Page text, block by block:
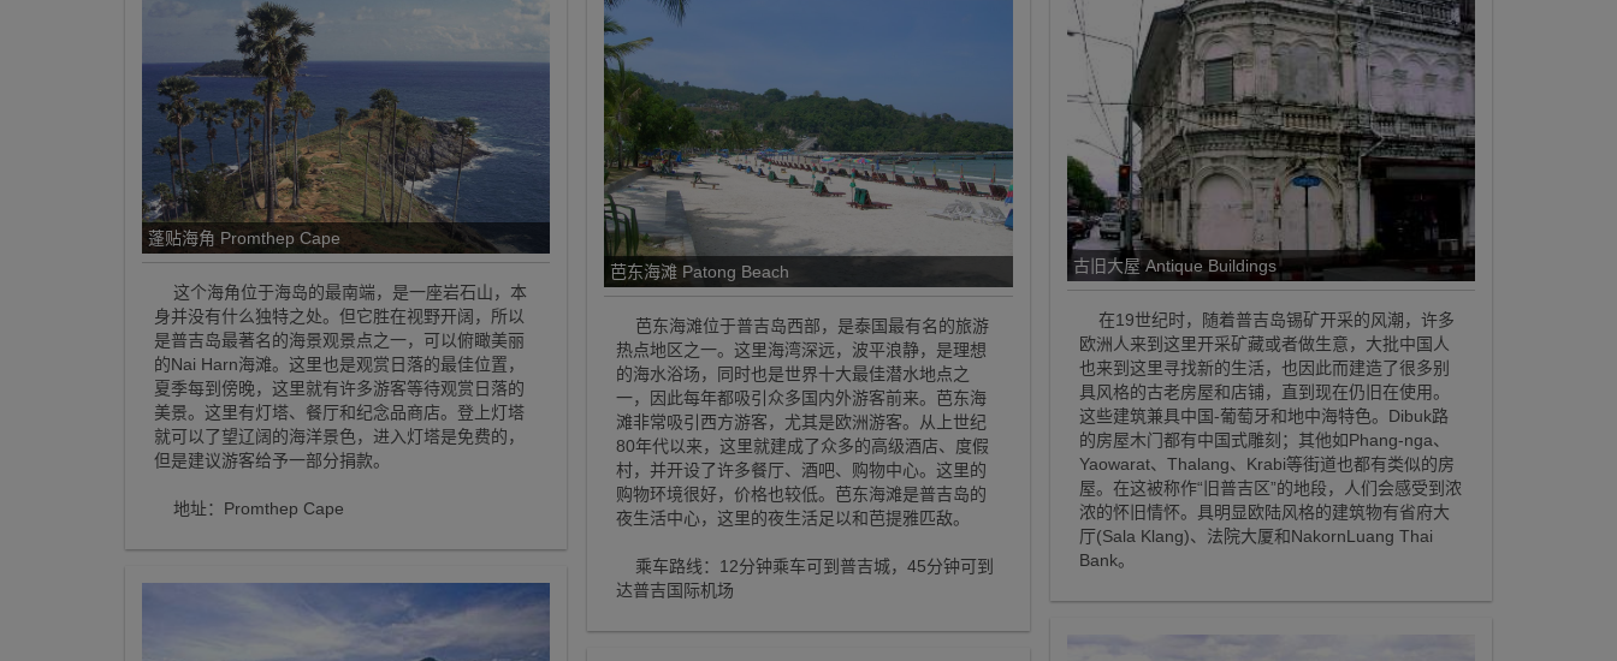
蓬贴海角 Promthep Cape
这个海角位于海岛的最南端，是一座岩石山，本
身并没有什么独特之处。但它胜在视野开阔，所以
是普吉岛最著名的海景观景点之一，可以俯瞰美丽
的Nai Harn海滩。这里也是观赏日落的最佳位置，
夏季每到傍晚，这里就有许多游客等待观赏日落的
美景。这里有灯塔、餐厅和纪念品商店。登上灯塔
就可以了望辽阔的海洋景色，进入灯塔是免费的，
但是建议游客给予一部分捐款。
地址：Promthep Cape
芭东海滩 Patong Beach
芭东海滩位于普吉岛西部，是泰国最有名的旅游
热点地区之一。这里海湾深远，波平浪静，是理想
的海水浴场，同时也是世界十大最佳潜水地点之
一，因此每年都吸引众多国内外游客前来。芭东海
滩非常吸引西方游客，尤其是欧洲游客。从上世纪
80年代以来，这里就建成了众多的高级酒店、度假
村，并开设了许多餐厅、酒吧、购物中心。这里的
购物环境很好，价格也较低。芭东海滩是普吉岛的
夜生活中心，这里的夜生活足以和芭提雅匹敌。
乘车路线：12分钟乘车可到普吉城，45分钟可到
达普吉国际机场
古旧大屋 Antique Buildings
在19世纪时，随着普吉岛锡矿开采的风潮，许多
欧洲人来到这里开采矿藏或者做生意，大批中国人
也来到这里寻找新的生活，也因此而建造了很多别
具风格的古老房屋和店铺，直到现在仍旧在使用。
这些建筑兼具中国-葡萄牙和地中海特色。Dibuk路
的房屋木门都有中国式雕刻；其他如Phang-nga、
Yaowarat、Thalang、Krabi等街道也都有类似的房
屋。在这被称作“旧普吉区”的地段，人们会感受到浓
浓的怀旧情怀。具明显欧陆风格的建筑物有省府大
厅(Sala Klang)、法院大厦和NakornLuang Thai
Bank。